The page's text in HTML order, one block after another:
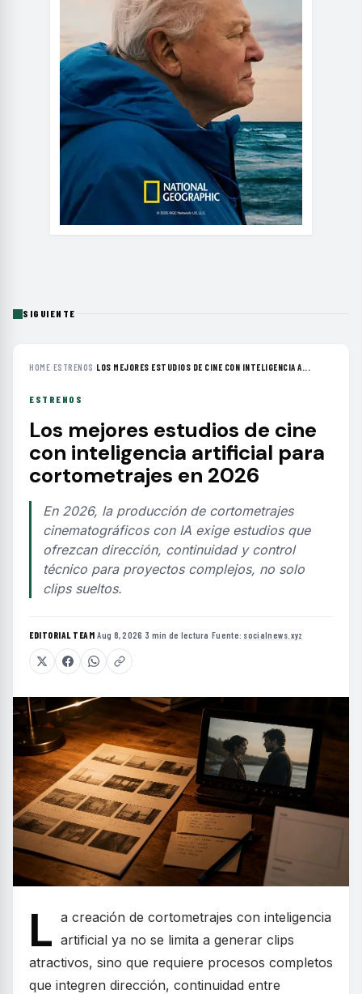
SIGUIENTE
HOME›ESTRENOS ›LOS MEJORES ESTUDIOS DE CINE CON INTELIGENCIA A...
ESTRENOS
Los mejores estudios de cine
con inteligencia artificial para
cortometrajes en 2026
En 2026, la producción de cortometrajes
cinematográficos con IA exige estudios que
ofrezcan dirección, continuidad y control
técnico para proyectos complejos, no solo
clips sueltos.
EDITORIAL TEAM·Aug 8, 2026 ·3 min de lectura ·Fuente: socialnews.xyz
L a creación de cortometrajes con inteligencia
artificial ya no se limita a generar clips
atractivos, sino que requiere procesos completos
que integren dirección, continuidad entre